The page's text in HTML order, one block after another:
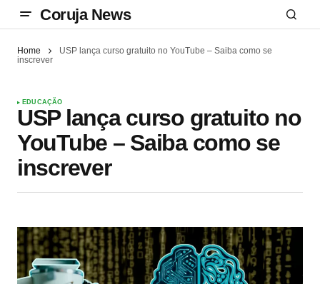
Coruja News
Home
USP lança curso gratuito no YouTube – Saiba como se
inscrever
EDUCAÇÃO
USP lança curso gratuito no
YouTube – Saiba como se
inscrever